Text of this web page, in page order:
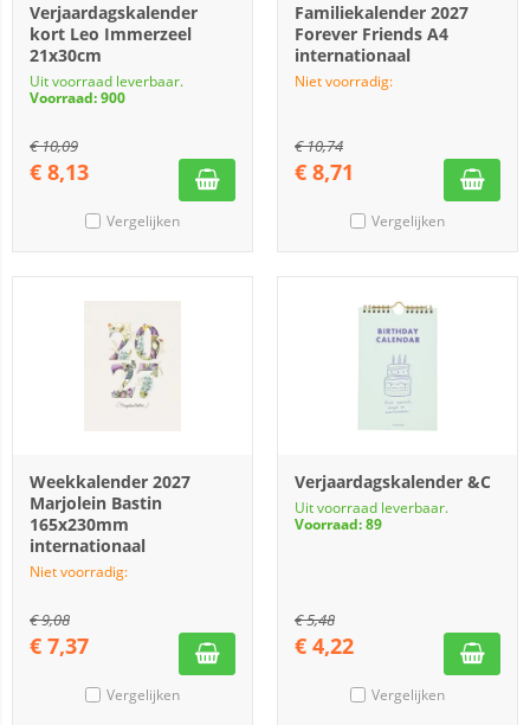
Verjaardagskalender
kort Leo Immerzeel
21x30cm
Uit voorraad leverbaar.
Voorraad: 900
€10,09
€ 8,13
Vergelijken
Familiekalender 2027
Forever Friends A4
internationaal
Niet voorradig:
€10,74
€ 8,71
Vergelijken
Weekkalender 2027
Marjolein Bastin
165x230mm
internationaal
Niet voorradig:
€9,08
€ 7,37
Vergelijken
Verjaardagskalender &C
Uit voorraad leverbaar.
Voorraad: 89
€5,48
€ 4,22
Vergelijken